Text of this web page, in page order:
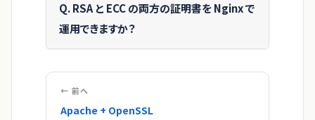
Q. RSA と ECC の両方の証明書を Nginx で
運用できますか？
← 前へ
Apache + OpenSSL